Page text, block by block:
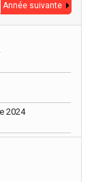
Année suivante
2024